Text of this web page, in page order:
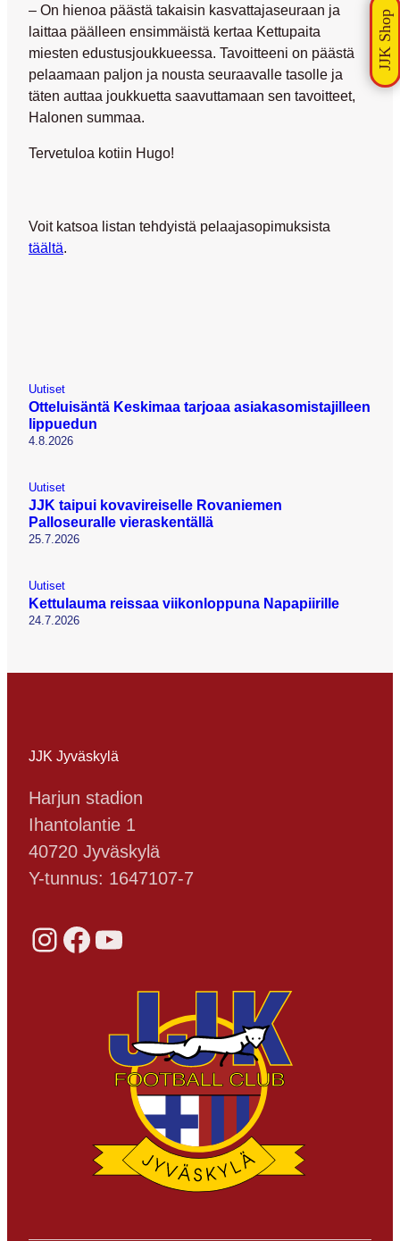
– On hienoa päästä takaisin kasvattajaseuraan ja
laittaa päälleen ensimmäistä kertaa Kettupaita
miesten edustusjoukkueessa. Tavoitteeni on päästä
pelaamaan paljon ja nousta seuraavalle tasolle ja
täten auttaa joukkuetta saavuttamaan sen tavoitteet,
Halonen summaa.
Tervetuloa kotiin Hugo!
Voit katsoa listan tehdyistä pelaajasopimuksista
täältä.
Uutiset
Otteluisäntä Keskimaa tarjoaa asiakasomistajilleen
lippuedun
4.8.2026
Uutiset
JJK taipui kovavireiselle Rovaniemen
Palloseuralle vieraskentällä
25.7.2026
Uutiset
Kettulauma reissaa viikonloppuna Napapiirille
24.7.2026
JJK Jyväskylä
Harjun stadion
Ihantolantie 1
40720 Jyväskylä
Y-tunnus: 1647107-7
Instagram Facebook YouTube